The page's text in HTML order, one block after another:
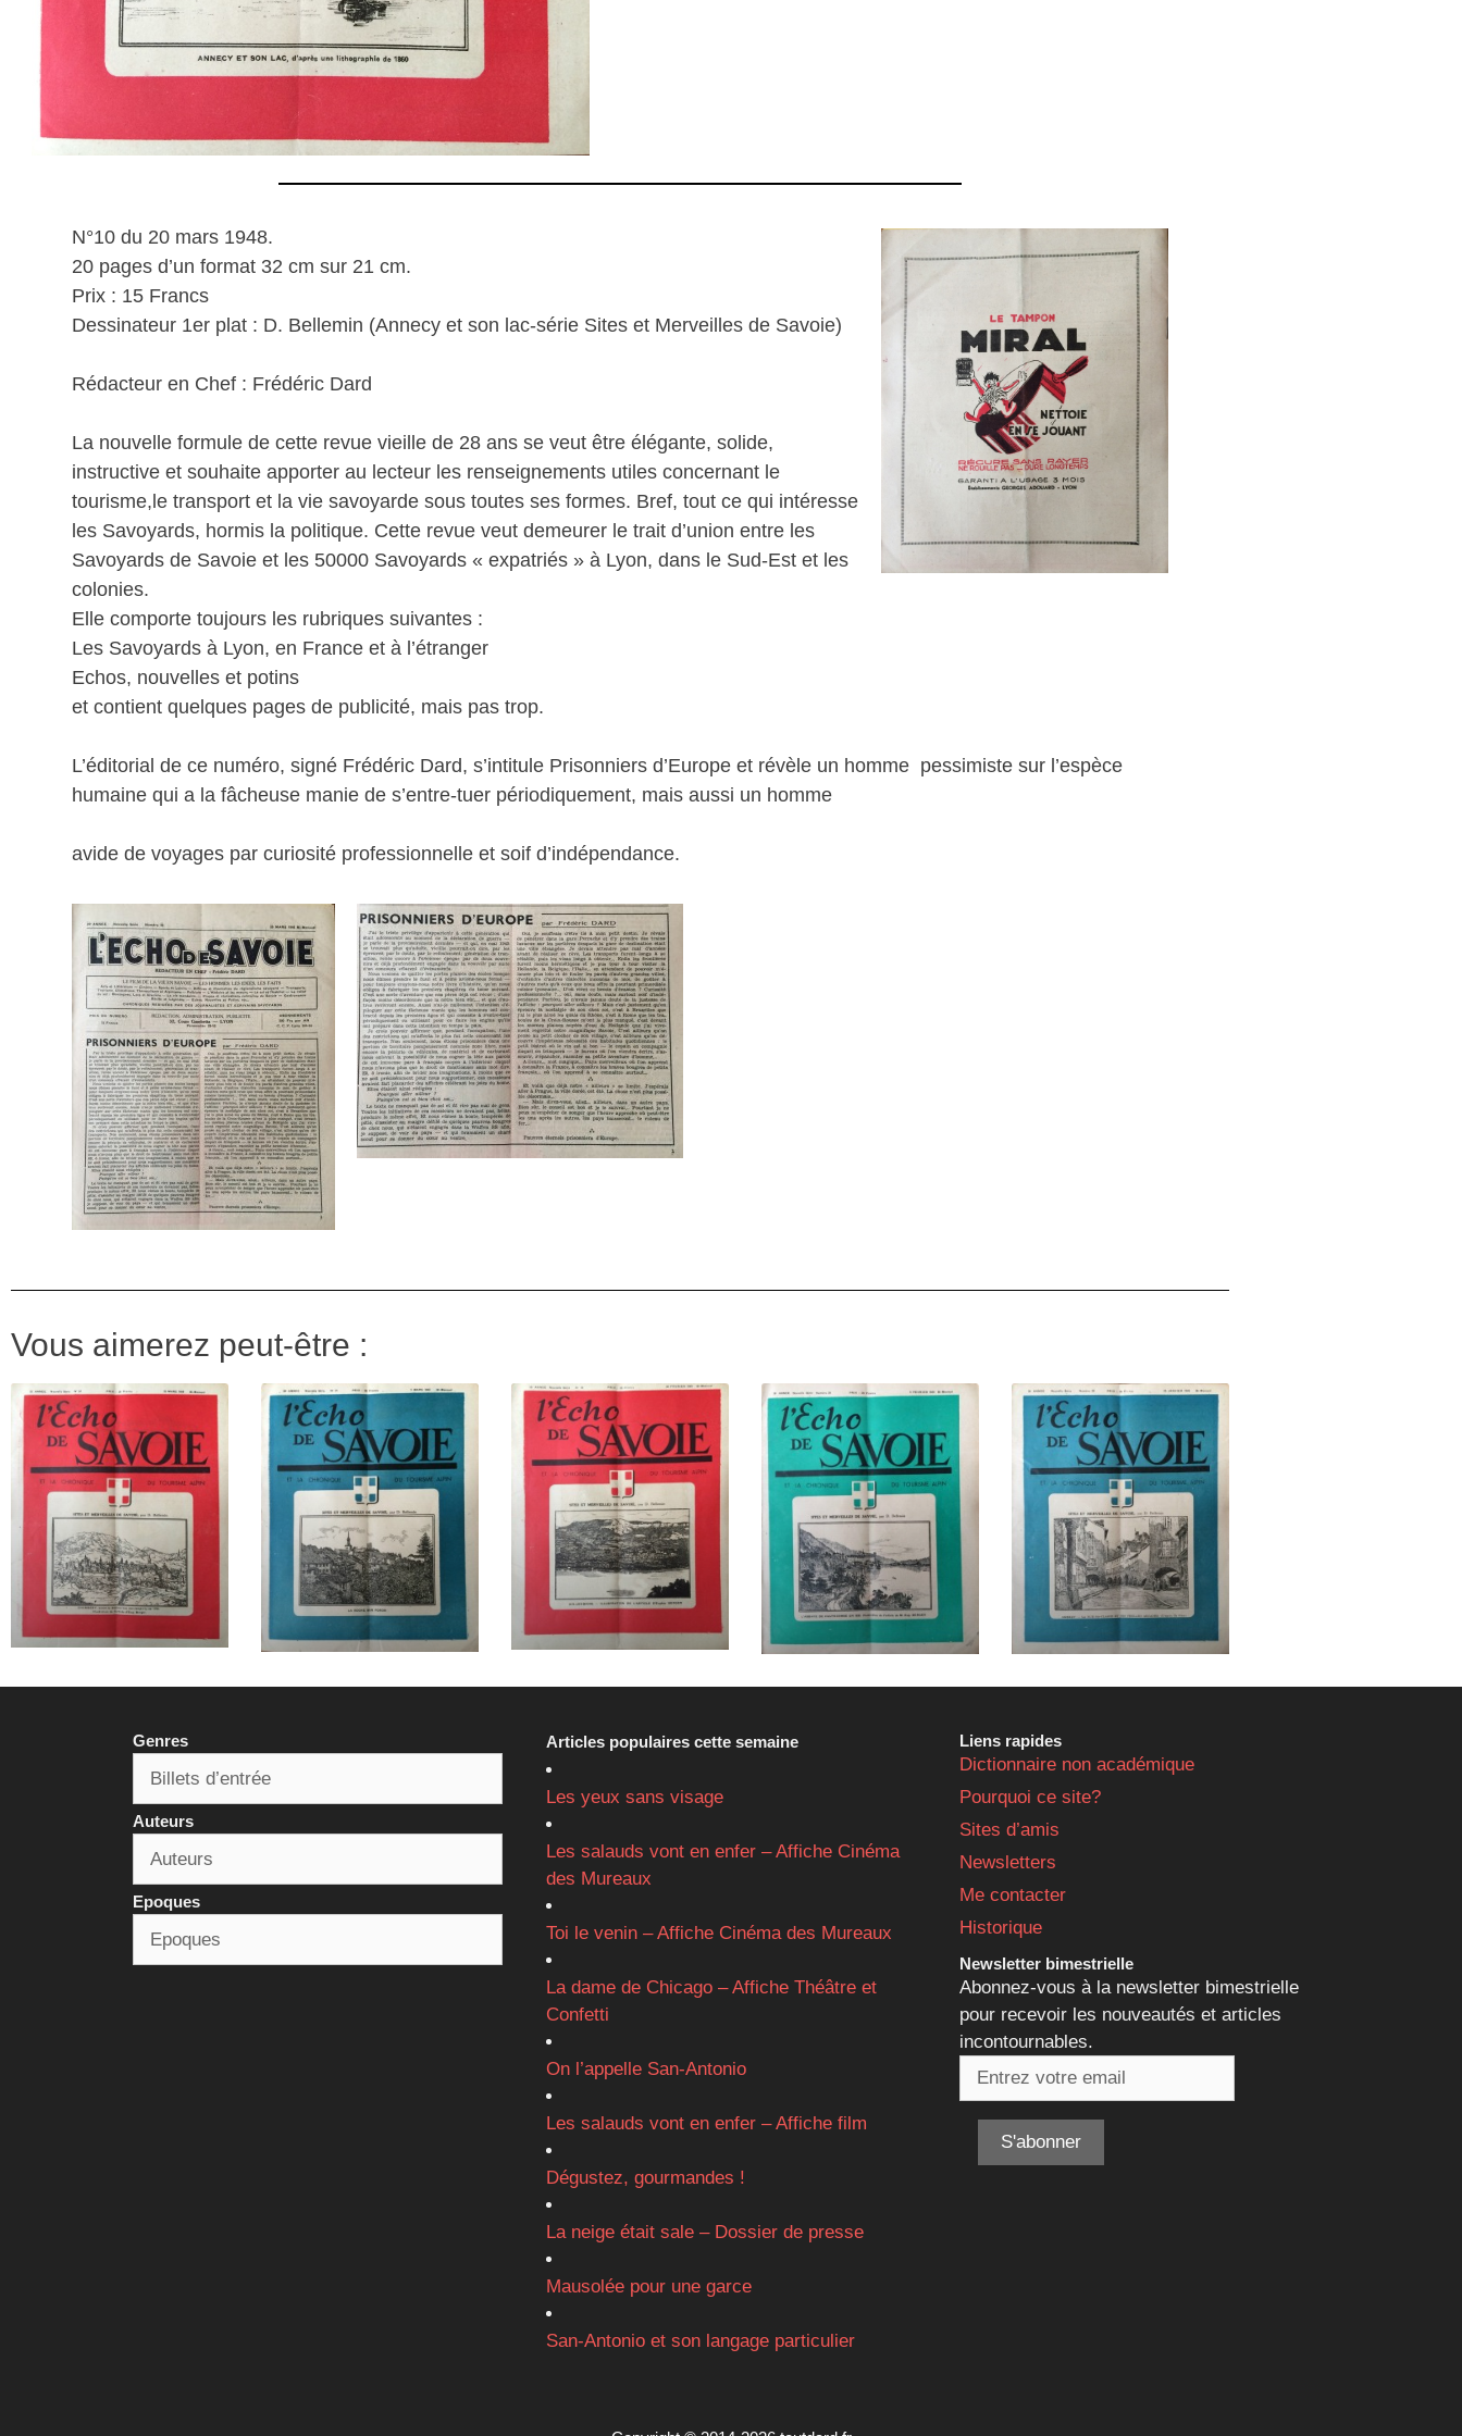
N°10 du 20 mars 1948.
20 pages d’un format 32 cm sur 21 cm.
Prix : 15 Francs
Dessinateur 1er plat : D. Bellemin (Annecy et son lac-série Sites et Merveilles de Savoie)
Rédacteur en Chef : Frédéric Dard
La nouvelle formule de cette revue vieille de 28 ans se veut être élégante, solide,
instructive et souhaite apporter au lecteur les renseignements utiles concernant le
tourisme,le transport et la vie savoyarde sous toutes ses formes. Bref, tout ce qui intéresse
les Savoyards, hormis la politique. Cette revue veut demeurer le trait d’union entre les
Savoyards de Savoie et les 50000 Savoyards « expatriés » à Lyon, dans le Sud-Est et les
colonies.
Elle comporte toujours les rubriques suivantes :
Les Savoyards à Lyon, en France et à l’étranger
Echos, nouvelles et potins
et contient quelques pages de publicité, mais pas trop.
L’éditorial de ce numéro, signé Frédéric Dard, s’intitule Prisonniers d’Europe et révèle un homme pessimiste sur l’espèce
humaine qui a la fâcheuse manie de s’entre-tuer périodiquement, mais aussi un homme
avide de voyages par curiosité professionnelle et soif d’indépendance.
Vous aimerez peut-être :
Genres
Auteurs
Epoques
Articles populaires cette semaine
Les yeux sans visage
Les salauds vont en enfer – Affiche Cinéma
des Mureaux
Toi le venin – Affiche Cinéma des Mureaux
La dame de Chicago – Affiche Théâtre et
Confetti
On l’appelle San-Antonio
Les salauds vont en enfer – Affiche film
Dégustez, gourmandes !
La neige était sale – Dossier de presse
Mausolée pour une garce
San-Antonio et son langage particulier
Liens rapides
Dictionnaire non académique
Pourquoi ce site?
Sites d’amis
Newsletters
Me contacter
Historique
Newsletter bimestrielle
Abonnez-vous à la newsletter bimestrielle
pour recevoir les nouveautés et articles
incontournables.